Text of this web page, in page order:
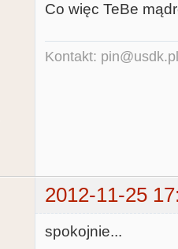
Co więc TeBe
Kontakt: pin@usdk.pl
2012-11-25
spokojnie...